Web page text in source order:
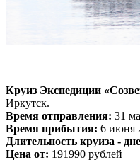
Круиз Экспедиции
Иркутск.
Время отправления: 31
Время прибытия: 6 июня
Длительность круиза -
Цена от: 191990 рублей